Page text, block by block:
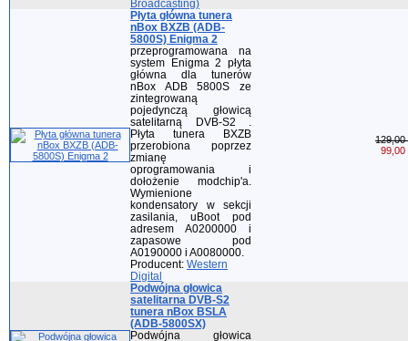
Broadcasting)
Płyta główna tunera
nBox BXZB (ADB-
5800S) Enigma 2
przeprogramowana na
system Enigma 2 płyta
główna dla tunerów
nBox ADB 5800S ze
zintegrowaną
pojedynczą głowicą
satelitarną DVB-S2 .
Płyta tunera BXZB
przerobiona poprzez
zmianę
oprogramowania i
dołożenie modchip'a.
Wymienione
kondensatory w sekcji
zasilania, uBoot pod
adresem A0200000 i
zapasowe pod
A0190000 i A0080000.
Producent: Western
Digital
129,00
99,00
Podwójna głowica
satelitarna DVB-S2
tunera nBox BSLA
(ADB-5800SX)
Podwójna głowica